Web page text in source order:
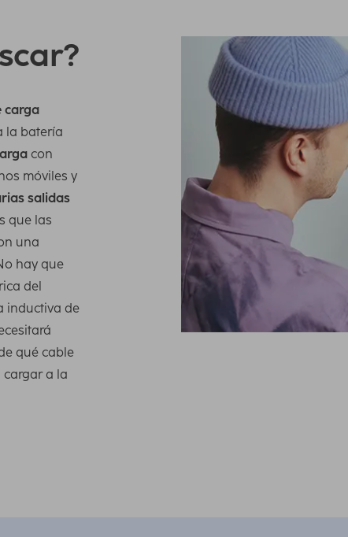
carga
la batería
con
móviles y
salidas
que las
una
hay que
del
inductiva de
qué cable
cargar a la